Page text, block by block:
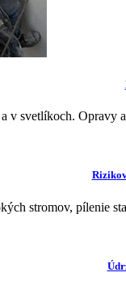
v svetlíkoch.
stromov, pílenie